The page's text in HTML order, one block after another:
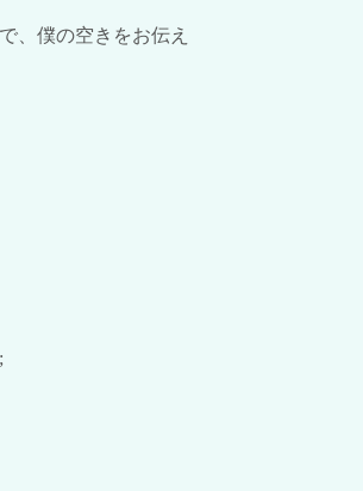
、僕の空きをお伝え